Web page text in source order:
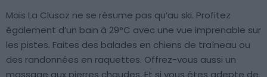
Mais La Clusaz ne se résume pas qu’au ski. Profitez
également d’un bain à 29°C avec une vue imprenable sur
les pistes. Faites des balades en chiens de traîneau ou
des randonnées en raquettes. Offrez-vous aussi un
massage aux pierres chaudes. Et si vous êtes adepte de